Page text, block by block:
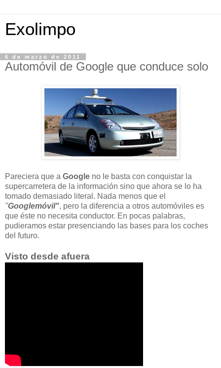
Exolimpo
6 de marzo de 2011
Automóvil de Google que conduce solo
Pareciera que a Google no le basta con conquistar la
supercarretera de la información sino que ahora se lo ha
tomado demasiado literal. Nada menos que el
"Googlemóvil", pero la diferencia a otros automóviles es
que éste no necesita conductor. En pocas palabras,
pudieramos estar presenciando las bases para los coches
del futuro.
Visto desde afuera